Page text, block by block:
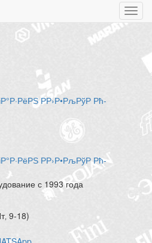
с 1993 года
9-18)